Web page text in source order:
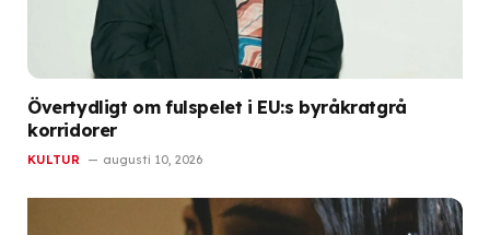
Övertydligt om fulspelet i EU:s byråkratgrå
korridorer
KULTUR augusti 10, 2026